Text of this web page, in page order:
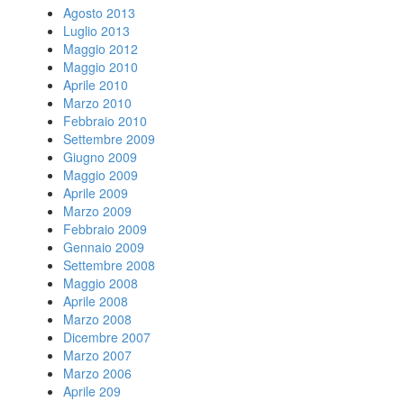
Agosto 2013
Luglio 2013
Maggio 2012
Maggio 2010
Aprile 2010
Marzo 2010
Febbraio 2010
Settembre 2009
Giugno 2009
Maggio 2009
Aprile 2009
Marzo 2009
Febbraio 2009
Gennaio 2009
Settembre 2008
Maggio 2008
Aprile 2008
Marzo 2008
Dicembre 2007
Marzo 2007
Marzo 2006
Aprile 209